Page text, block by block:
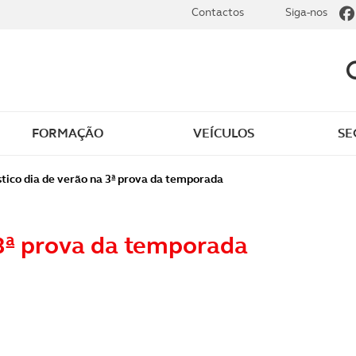
FORMAÇÃO VEÍCULOS
Rápidos
Contactos Siga-nos
dia de verão na 3ª prova da temporada
prova da temporada